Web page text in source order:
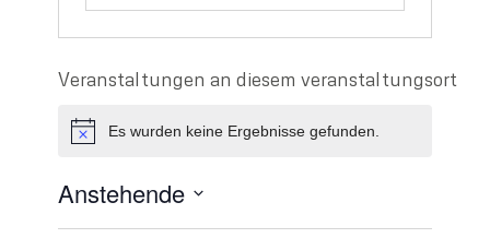
Veranstaltungen an diesem veranstaltungsort
HinweisEs wurden keine Ergebnisse gefunden.
Anstehende